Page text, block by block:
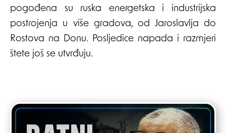
pogođena su ruska energetska i industrijska
postrojenja u više gradova, od Jaroslavlja do
Rostova na Donu. Posljedice napada i razmjeri
štete još se utvrđuju.
Post
navigation